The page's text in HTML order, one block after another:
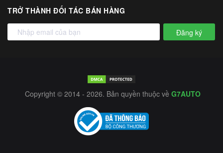
TRỞ THÀNH ĐỐI TÁC BÁN HÀNG
Đăng ký
Copyright © 2014 - 2026. Bản quyền thuộc về G7AUTO